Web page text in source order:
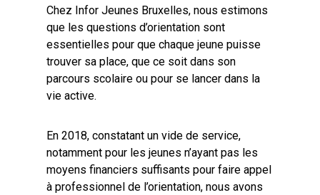
Chez Infor Jeunes Bruxelles, nous estimons
que les questions d’orientation sont
essentielles pour que chaque jeune puisse
trouver sa place, que ce soit dans son
parcours scolaire ou pour se lancer dans la
vie active.
En 2018, constatant un vide de service,
notamment pour les jeunes n’ayant pas les
moyens financiers suffisants pour faire appel
à professionnel de l’orientation, nous avons